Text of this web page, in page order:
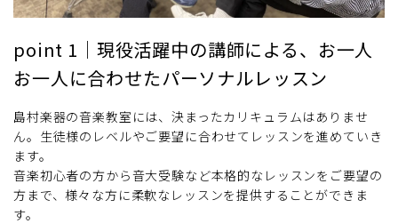
point 1｜現役活躍中の講師による、お一人
お一人に合わせたパーソナルレッスン
島村楽器の音楽教室には、決まったカリキュラムはありませ
ん。生徒様のレベルやご要望に合わせてレッスンを進めていき
ます。
音楽初心者の方から音大受験など本格的なレッスンをご要望の
方まで、様々な方に柔軟なレッスンを提供することができま
す。